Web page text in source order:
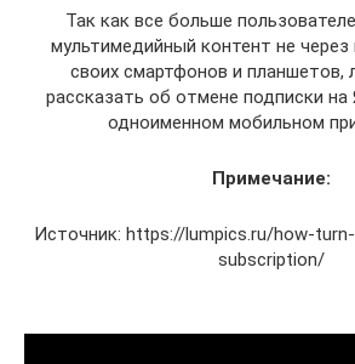
Так как все больше
мультимедийный контент не
своих смартфонов и планшетов,
рассказать об отмене подписки
одноименном мобильном
Примечание:
Источник: https://lumpics.ru/how-
subscription/